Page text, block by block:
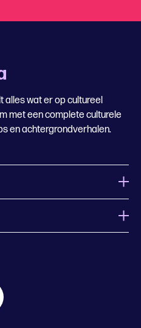
alles wat er op cultureel
met een complete culturele
en achtergrondverhalen.